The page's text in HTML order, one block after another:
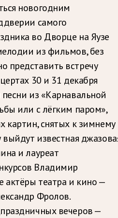
новогодним
самого
во Дворце на Яузе
из фильмов, без
представить встречу
30 и 31 декабря
из «Карнавальной
или с лёгким паром»,
картин, снятых к зимнему
выйдут известная
и лауреат
Владимир
актёры театра и кино —
Фролов.
вечеров —